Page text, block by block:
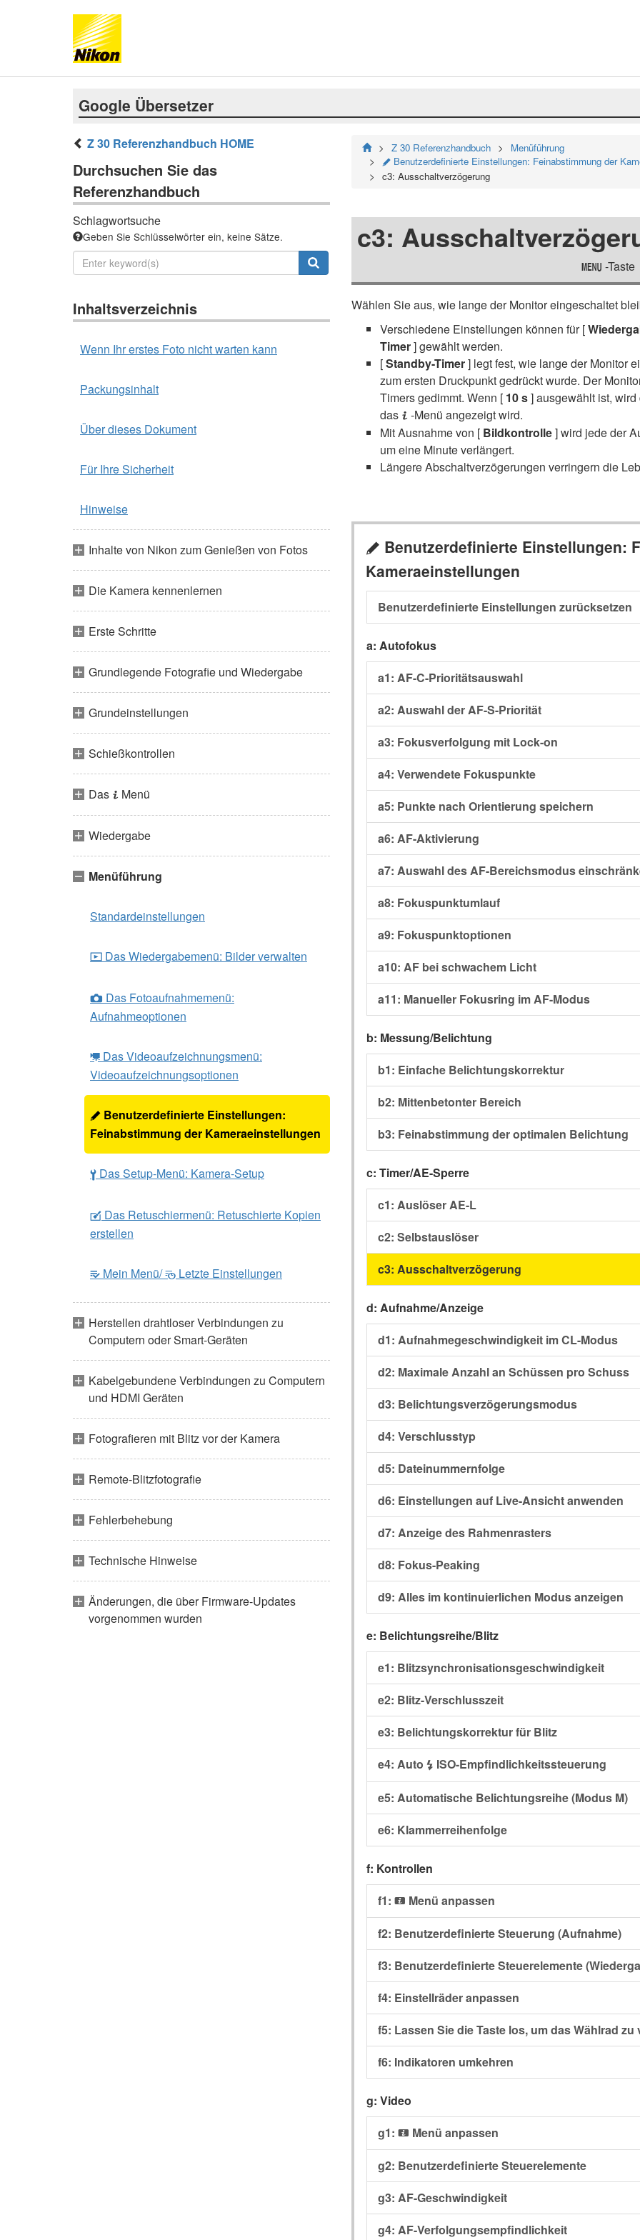
Google Übersetzer
Z 30 Referenzhandbuch HOME
Durchsuchen Sie das
Referenzhandbuch
Schlagwortsuche
Geben Sie Schlüsselwörter ein, keine Sätze.
Inhaltsverzeichnis
Wenn Ihr erstes Foto nicht warten kann
Packungsinhalt
Über dieses Dokument
Für Ihre Sicherheit
Hinweise
Inhalte von Nikon zum Genießen von Fotos
Die Kamera kennenlernen
Erste Schritte
Grundlegende Fotografie und Wiedergabe
Grundeinstellungen
Schießkontrollen
Das i Menü
Wiedergabe
Menüführung
Standardeinstellungen
D Das Wiedergabemenü: Bilder verwalten
C Das Fotoaufnahmemenü:
Aufnahmeoptionen
1 Das Videoaufzeichnungsmenü:
Videoaufzeichnungsoptionen
A Benutzerdefinierte Einstellungen:
Feinabstimmung der Kameraeinstellungen
B Das Setup-Menü: Kamera-Setup
N Das Retuschiermenü: Retuschierte Kopien
erstellen
O Mein Menü/m Letzte Einstellungen
Herstellen drahtloser Verbindungen zu
Computern oder Smart-Geräten
Kabelgebundene Verbindungen zu Computern
und HDMI Geräten
Fotografieren mit Blitz vor der Kamera
Remote-Blitzfotografie
Fehlerbehebung
Technische Hinweise
Änderungen, die über Firmware-Updates
vorgenommen wurden
Z 30 Referenzhandbuch Menüführung
A Benutzerdefinierte Einstellungen: Feinabstimmung der
c3: Ausschaltverzögerung
c3:
G -Taste
Wählen Sie aus, wie lange der Monitor eingeschaltet
Verschiedene Einstellungen können für [
Timer] gewählt werden.
[Standby-Timer] legt fest, wie lange der Monitor
zum ersten Druckpunkt gedrückt wurde. Der
Timers gedimmt. Wenn [ 10 s] ausgewählt ist,
das i -Menü angezeigt wird.
Mit Ausnahme von [ Bildkontrolle] wird jede der
um eine Minute verlängert.
Längere Abschaltverzögerungen verringern die
A Benutzerdefinierte Einstellungen:
Kameraeinstellungen
Benutzerdefinierte Einstellungen zurücksetzen
a: Autofokus
a1: AF-C-Prioritätsauswahl
a2: Auswahl der AF-S-Priorität
a3: Fokusverfolgung mit Lock-on
a4: Verwendete Fokuspunkte
a5: Punkte nach Orientierung speichern
a6: AF-Aktivierung
a7: Auswahl des AF-Bereichsmodus
a8: Fokuspunktumlauf
a9: Fokuspunktoptionen
a10: AF bei schwachem Licht
a11: Manueller Fokusring im AF-Modus
b: Messung/Belichtung
b1: Einfache Belichtungskorrektur
b2: Mittenbetonter Bereich
b3: Feinabstimmung der optimalen Belichtung
c: Timer/AE-Sperre
c1: Auslöser AE-L
c2: Selbstauslöser
c3: Ausschaltverzögerung
d: Aufnahme/Anzeige
d1: Aufnahmegeschwindigkeit im CL-Modus
d2: Maximale Anzahl an Schüssen pro Schuss
d3: Belichtungsverzögerungsmodus
d4: Verschlusstyp
d5: Dateinummernfolge
d6: Einstellungen auf Live-Ansicht anwenden
d7: Anzeige des Rahmenrasters
d8: Fokus-Peaking
d9: Alles im kontinuierlichen Modus anzeigen
e: Belichtungsreihe/Blitz
e1: Blitzsynchronisationsgeschwindigkeit
e2: Blitz-Verschlusszeit
e3: Belichtungskorrektur für Blitz
e4: Auto c ISO-Empfindlichkeitssteuerung
e5: Automatische Belichtungsreihe (Modus M)
e6: Klammerreihenfolge
f: Kontrollen
f1: i Menü anpassen
f2: Benutzerdefinierte Steuerung (Aufnahme)
f3: Benutzerdefinierte Steuerelemente
f4: Einstellräder anpassen
f5: Lassen Sie die Taste los, um das Wählrad zu
f6: Indikatoren umkehren
g: Video
g1: i Menü anpassen
g2: Benutzerdefinierte Steuerelemente
g3: AF-Geschwindigkeit
g4: AF-Verfolgungsempfindlichkeit